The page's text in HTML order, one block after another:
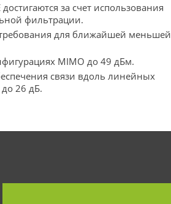
за счет использования
фильтрации.
для ближайшей меньшей
MIMO до 49 дБм.
связи вдоль линейных
26 дБ.